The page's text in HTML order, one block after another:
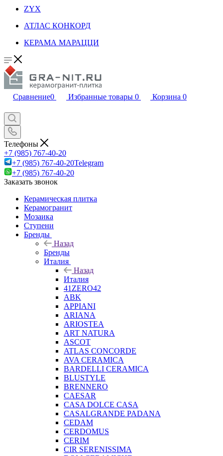
ZYX
АТЛАС КОНКОРД
КЕРАМА МАРАЦЦИ
Сравнение0 Избранные товары 0 Корзина 0
Телефоны
+7 (985) 767-40-20
+7 (985) 767-40-20Telegram
+7 (985) 767-40-20
Заказать звонок
Керамическая плитка
Керамогранит
Мозаика
Ступени
Бренды
Назад
Бренды
Италия
Назад
Италия
41ZERO42
ABK
APPIANI
ARIANA
ARIOSTEA
ART NATURA
ASCOT
ATLAS CONCORDE
AVA CERAMICA
BARDELLI CERAMICA
BLUSTYLE
BRENNERO
CAESAR
CASA DOLCE CASA
CASALGRANDE PADANA
CEDAM
CERDOMUS
CERIM
CIR SERENISSIMA